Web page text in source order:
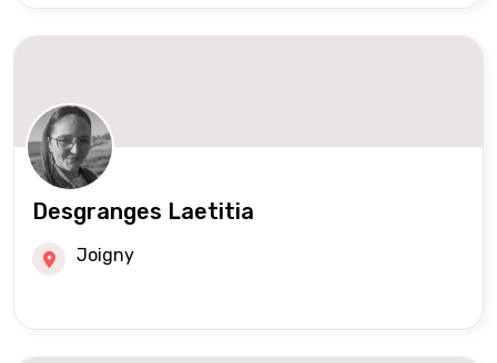
international) Validation du financement des
acquéreurs auprès de partenaires financiers
réseau Iad France et Iad Deutschland Inter agence
Desgranges Laetitia
Joigny